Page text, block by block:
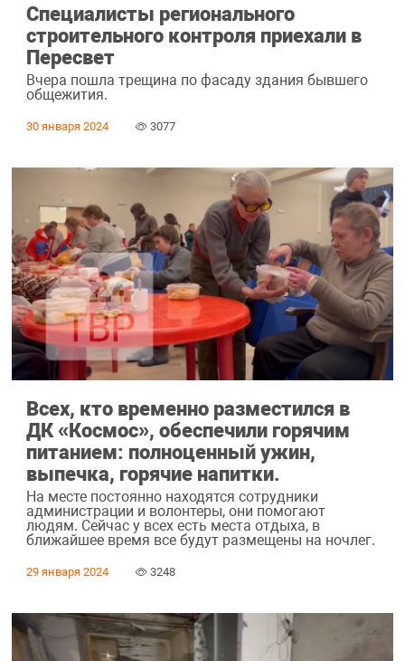
Специалисты регионального
строительного контроля приехали в
Пересвет
Вчера пошла трещина по фасаду здания бывшего
общежития.
30 января 2024 3077
Всех, кто временно разместился в
ДК «Космос», обеспечили горячим
питанием: полноценный ужин,
выпечка, горячие напитки.
На месте постоянно находятся сотрудники
администрации и волонтеры, они помогают
людям. Сейчас у всех есть места отдыха, в
ближайшее время все будут размещены на ночлег.
29 января 2024 3248